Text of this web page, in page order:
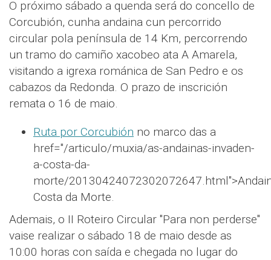
O próximo sábado a quenda será do concello de
Corcubión, cunha andaina cun percorrido
circular pola península de 14 Km, percorrendo
un tramo do camiño xacobeo ata A Amarela,
visitando a igrexa románica de San Pedro e os
cabazos da Redonda. O prazo de inscrición
remata o 16 de maio.
Ruta por Corcubión no marco das a
href="/articulo/muxia/as-andainas-invaden-
a-costa-da-
morte/
Costa da Morte.
Ademais, o II Roteiro Circular "Para non perderse"
vaise realizar o sábado 18 de maio desde as
10:00 horas con saída e chegada no lugar do